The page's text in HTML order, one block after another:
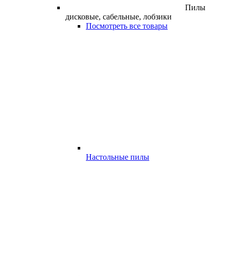
Пилы
дисковые, сабельные, лобзики
Посмотреть все товары
Настольные пилы